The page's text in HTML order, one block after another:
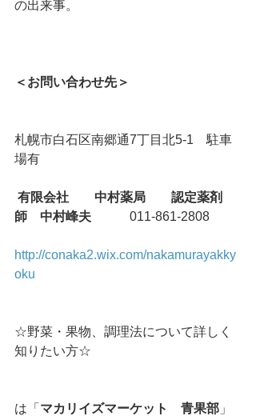
の出来事。
＜お問い合わせ先＞
札幌市白石区南郷通7丁目北5-1　駐車
場有
有限会社　　中村薬局　　認定薬剤
師　中村峰夫 011-861-2808
http://conaka2.wix.com/nakamurayakky
oku
☆野菜・果物、調理法について詳しく
知りたい方☆
は「 マカリイズマーケット　青果部 」